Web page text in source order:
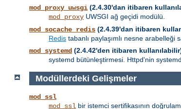
mod_proxy_uwsgi (2.4.30'dan itibaren
mod_proxy UWSGI ağ geçidi modülü.
mod_socache_redis (2.4.39'dan itibaren
Redis tabanlı paylaşımlı nesne arabelleği
mod_systemd (2.4.42'den itibaren
systemd bütünleştirmesi. Httpd'nin systemd
Modüllerdeki Gelişmeler
mod_ssl
mod_ssl bir istemci sertifikasının